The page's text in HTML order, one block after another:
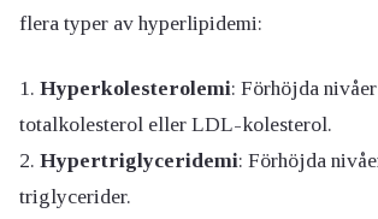
flera typer av hyperlipidemi:
Hyperkolesterolemi: Förhöjda
totalkolesterol eller LDL-kolesterol.
Hypertriglyceridemi: Förhöjda
triglycerider.